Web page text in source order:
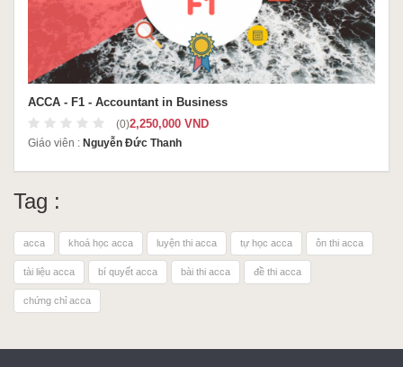
ACCA - F1 - Accountant in Business
(0)2,250,000 VND
Giáo viên : Nguyễn Đức Thanh
Tag :
acca khoá học acca luyện thi acca tự học acca ôn thi acca
tài liệu acca bí quyết acca bài thi acca đề thi acca
chứng chỉ acca